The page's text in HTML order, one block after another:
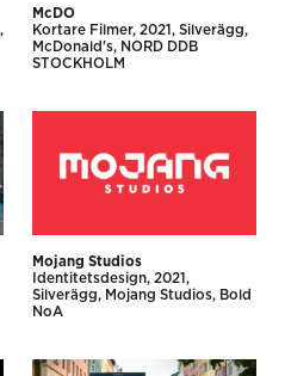
McDO
Kortare Filmer 2021
Silverägg
McDonald's
NORD DDB
STOCKHOLM
Mojang Studios
Identitetsdesign 2021
Silverägg
Mojang Studios
Bold
NoA